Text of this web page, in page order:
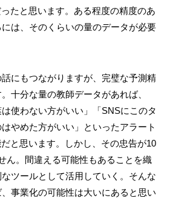
たと思います。ある程度の精度のあ
は、そのくらいの量のデータが必要
にもつながりますが、完璧な予測精
十分な量の教師データがあれば、
は使わない方がいい」「SNSにこのタ
やめた方がいい」といったアラート
と思います。しかし、その忠告が10
ん。間違える可能性もあることを織
ツールとして活用していく。そんな
事業化の可能性は大いにあると思い